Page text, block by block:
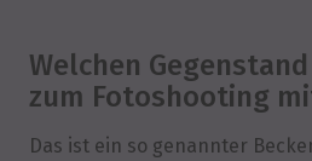
Welchen
zum Fotoshooting
Das ist ein so genannter